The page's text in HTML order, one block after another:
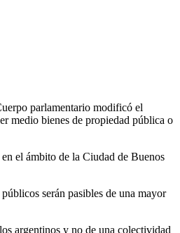
parlamentario modificó el
medio bienes de propiedad pública o
el ámbito de la Ciudad de Buenos
serán pasibles de una mayor
argentinos y no de una colectividad